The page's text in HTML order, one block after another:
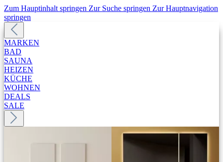
Zum Hauptinhalt springen Zur Suche springen Zur Hauptnavigation
springen
MARKEN
BAD
SAUNA
HEIZEN
KÜCHE
WOHNEN
DEALS
SALE